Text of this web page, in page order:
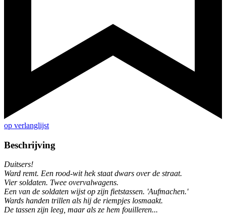
op verlanglijst
Beschrijving
Duitsers!
Ward remt. Een rood-wit hek staat dwars over de straat.
Vier soldaten. Twee overvalwagens.
Een van de soldaten wijst op zijn fietstassen. 'Aufmachen.'
Wards handen trillen als hij de riempjes losmaakt.
De tassen zijn leeg, maar als ze hem fouilleren...